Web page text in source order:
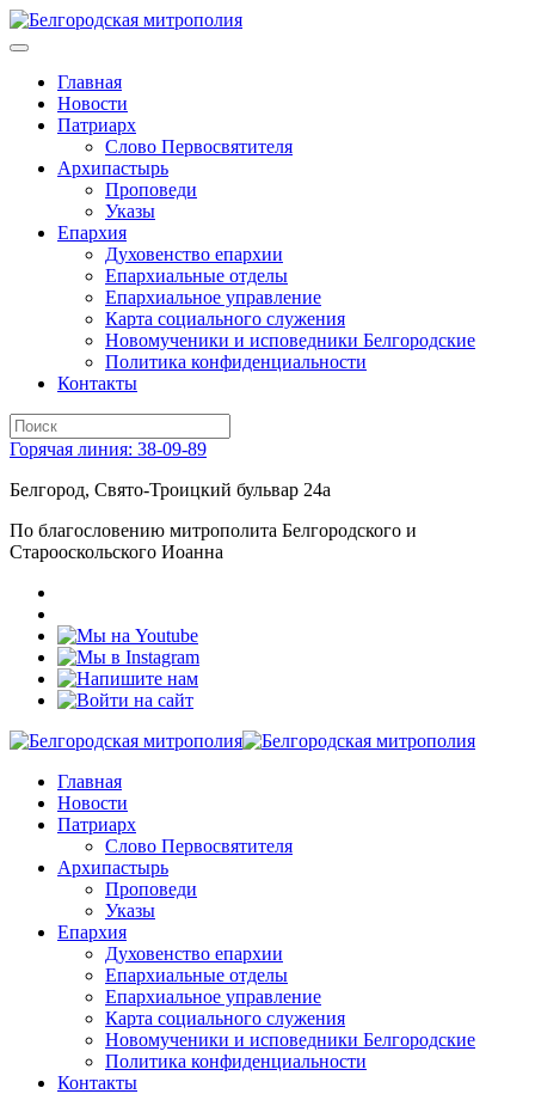
Главная
Новости
Патриарх
Слово Первосвятителя
Архипастырь
Проповеди
Указы
Епархия
Духовенство епархии
Епархиальные отделы
Епархиальное управление
Карта социального служения
Новомученики и исповедники Белгородские
Политика конфиденциальности
Контакты
Горячая линия: 38-09-89
Белгород, Свято-Троицкий бульвар 24а
По благословению митрополита Белгородского и
Старооскольского Иоанна
Главная
Новости
Патриарх
Слово Первосвятителя
Архипастырь
Проповеди
Указы
Епархия
Духовенство епархии
Епархиальные отделы
Епархиальное управление
Карта социального служения
Новомученики и исповедники Белгородские
Политика конфиденциальности
Контакты